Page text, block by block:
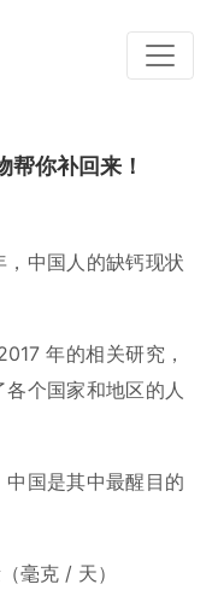
帮你补回来！
中国人的缺钙现状
年的相关研究，
个国家和地区的人
国是其中最醒目的
毫克 / 天）